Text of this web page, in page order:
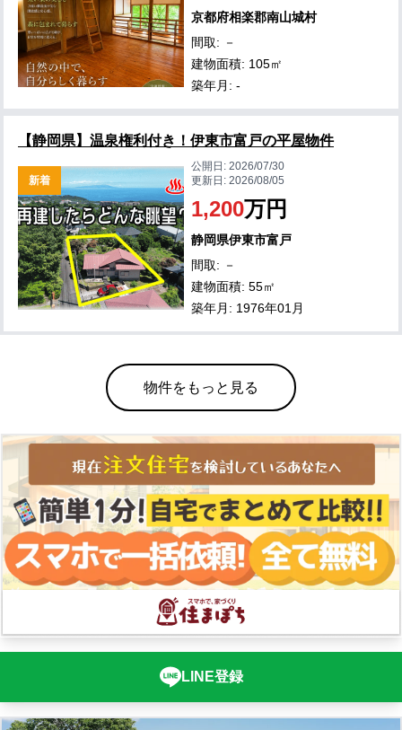
京都府相楽郡南山城村
間取: －
建物面積: 105㎡
築年月: -
【静岡県】温泉権利付き！伊東市富戸の平屋物件
新着
公開日:2026/07/30
更新日:2026/08/05
1,200万円
静岡県伊東市富戸
間取: －
建物面積: 55㎡
築年月: 1976年01月
物件をもっと見る
LINE登録